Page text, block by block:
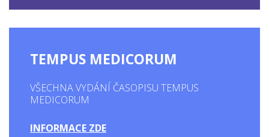
TEMPUS MEDICORUM
VŠECHNA VYDÁNÍ ČASOPISU TEMPUS
MEDICORUM
INFORMACE ZDE